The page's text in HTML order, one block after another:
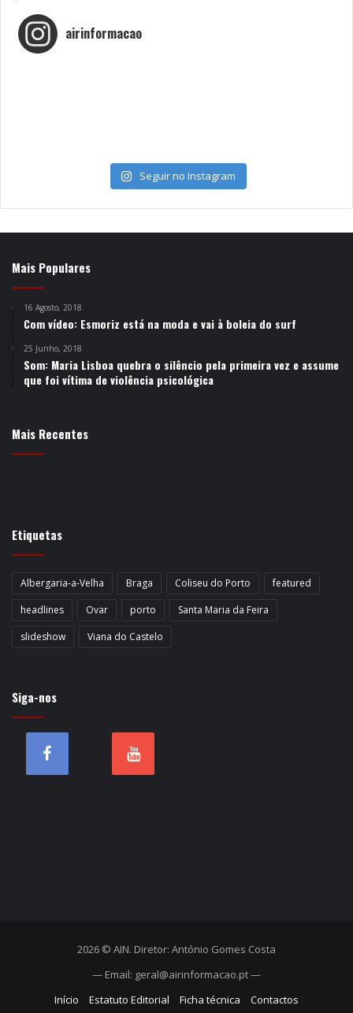
airinformacao
Seguir no Instagram
Mais Populares
16 Agosto, 2018
Com vídeo: Esmoriz está na moda e vai à boleia do surf
25 Junho, 2018
Som: Maria Lisboa quebra o silêncio pela primeira vez e assume
que foi vítima de violência psicológica
Mais Recentes
Etiquetas
Albergaria-a-Velha Braga Coliseu do Porto
featured
headlines
Ovar porto
Santa Maria da Feira
slideshow
Viana do Castelo
Siga-nos
2026 © AIN. Diretor: António Gomes Costa
— Email: geral@airinformacao.pt —
Início
Estatuto Editorial Ficha técnica Contactos